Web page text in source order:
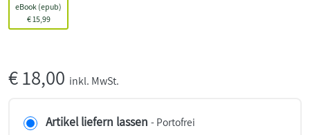
eBook (epub)
€15,99
€18,00 inkl. MwSt.
Artikel liefern lassen - Portofrei